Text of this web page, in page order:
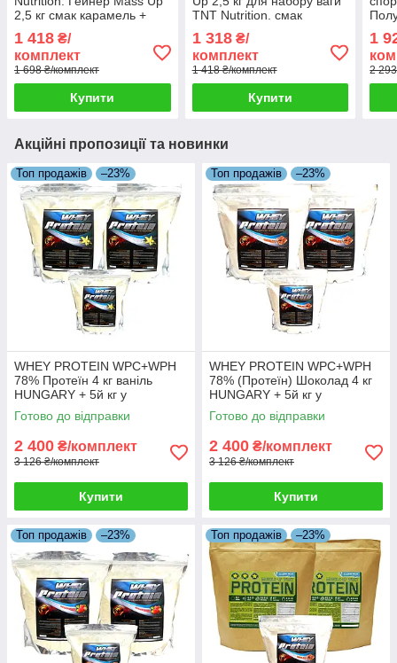
2,5 кг смак карамель +
Омега-3 + Шейкер
1 418 ₴/
комплект
1 698 ₴/комплект
Купити
TNT Nutrition. смак
соковита ягода + Шейкер
1 318₴/
комплект
1 418 ₴/комплект
Купити
2,5
1
2
Акційні пропозиції та новинки
Топ продажів –23%
WHEY PROTEIN WPC+WPH
78% Протеїн 4 кг ваніль
HUNGARY + 5й кг у
Подарунок!
Готово до відправки
2 400 ₴/комплект
3 126 ₴/комплект
Купити
Топ продажів –23%
WHEY PROTEIN WPC+WPH
78% (Протеїн) Шоколад 4 кг
HUNGARY + 5й кг у
Подарунок!
Готово до відправки
2 400 ₴/комплект
3 126 ₴/комплект
Купити
Топ продажів –23% Топ продажів –23%